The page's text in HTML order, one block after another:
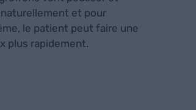
et pour
le patient peut faire une
plus rapidement.